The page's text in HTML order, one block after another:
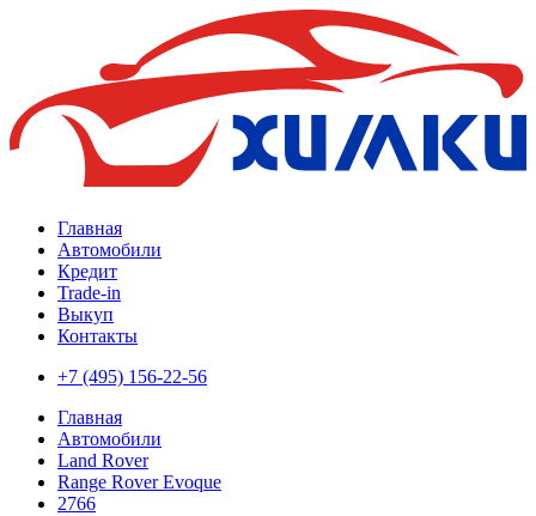
Главная
Автомобили
Кредит
Trade-in
Выкуп
Контакты
+7 (495) 156-22-56
Главная
Автомобили
Land Rover
Range Rover Evoque
2766